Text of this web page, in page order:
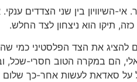
אי-השיוויון בין שני
תיקו הוא ניצחון לצד החלש.
להציג את הצד הפלסטיני כמי
הם במקרה הטוב חסרי-שכל,
על סאדאת לעשות אחר-כך